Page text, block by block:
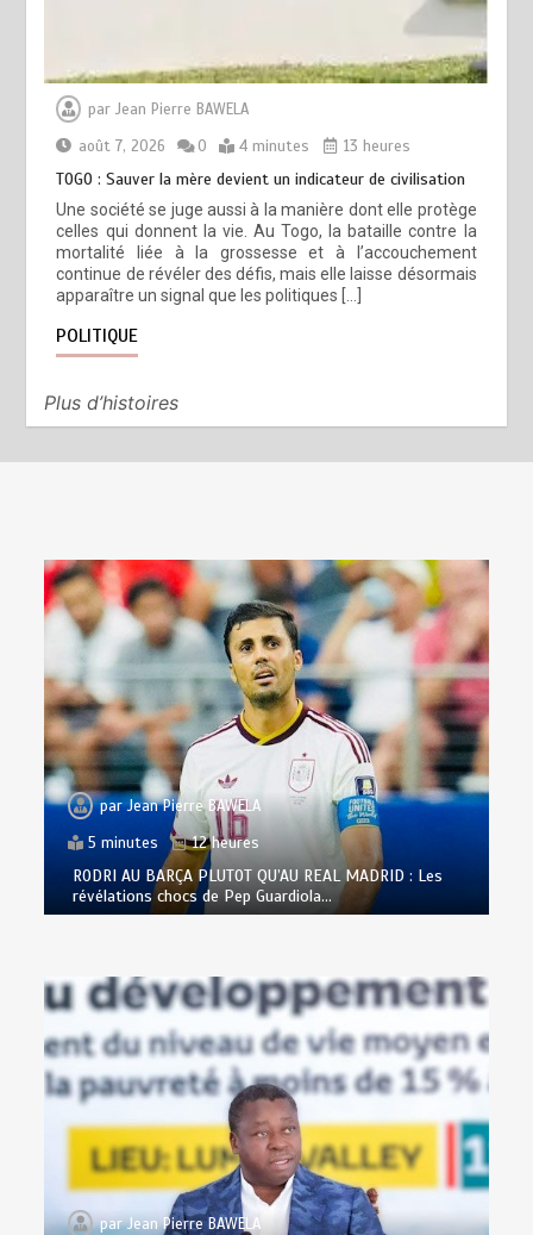
parJean Pierre BAWELA
août 7, 2026
0 4 minutes 13 heures
TOGO : Sauver la mère devient un indicateur de civilisation
Une société se juge aussi à la manière dont elle protège
celles qui donnent la vie. Au Togo, la bataille contre la
mortalité liée à la grossesse et à l’accouchement
continue de révéler des défis, mais elle laisse désormais
apparaître un signal que les politiques […]
POLITIQUE
Plus d’histoires
parJean Pierre BAWELA
5 minutes
12 heures
RODRI AU BARÇA PLUTOT QU’AU REAL MADRID : Les
révélations chocs de Pep Guardiola…
parJean Pierre BAWELA